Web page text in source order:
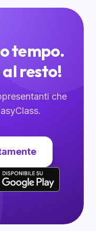
tempo.
resto!
che